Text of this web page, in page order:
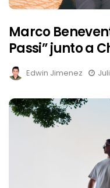
Marco
Passi” junto a
Edwin Jimenez